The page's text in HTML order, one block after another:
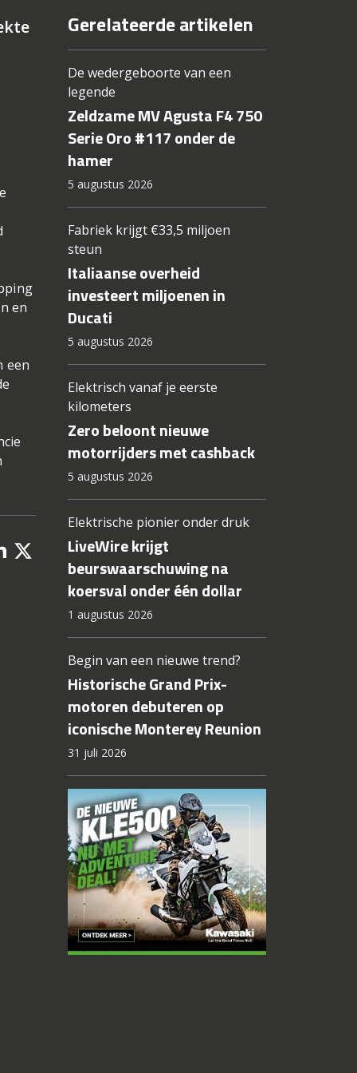
en
een
Gerelateerde artikelen
De wedergeboorte van een
legende
Zeldzame MV Agusta F4 750
Serie Oro #117 onder de
hamer
5 augustus 2026
Fabriek krijgt €33,5 miljoen
steun
Italiaanse overheid
investeert miljoenen in
Ducati
5 augustus 2026
Elektrisch vanaf je eerste
kilometers
Zero beloont nieuwe
motorrijders met cashback
5 augustus 2026
Elektrische pionier onder druk
LiveWire krijgt
beurswaarschuwing na
koersval onder één dollar
1 augustus 2026
Begin van een nieuwe trend?
Historische Grand Prix-
motoren debuteren op
iconische Monterey Reunion
31 juli 2026